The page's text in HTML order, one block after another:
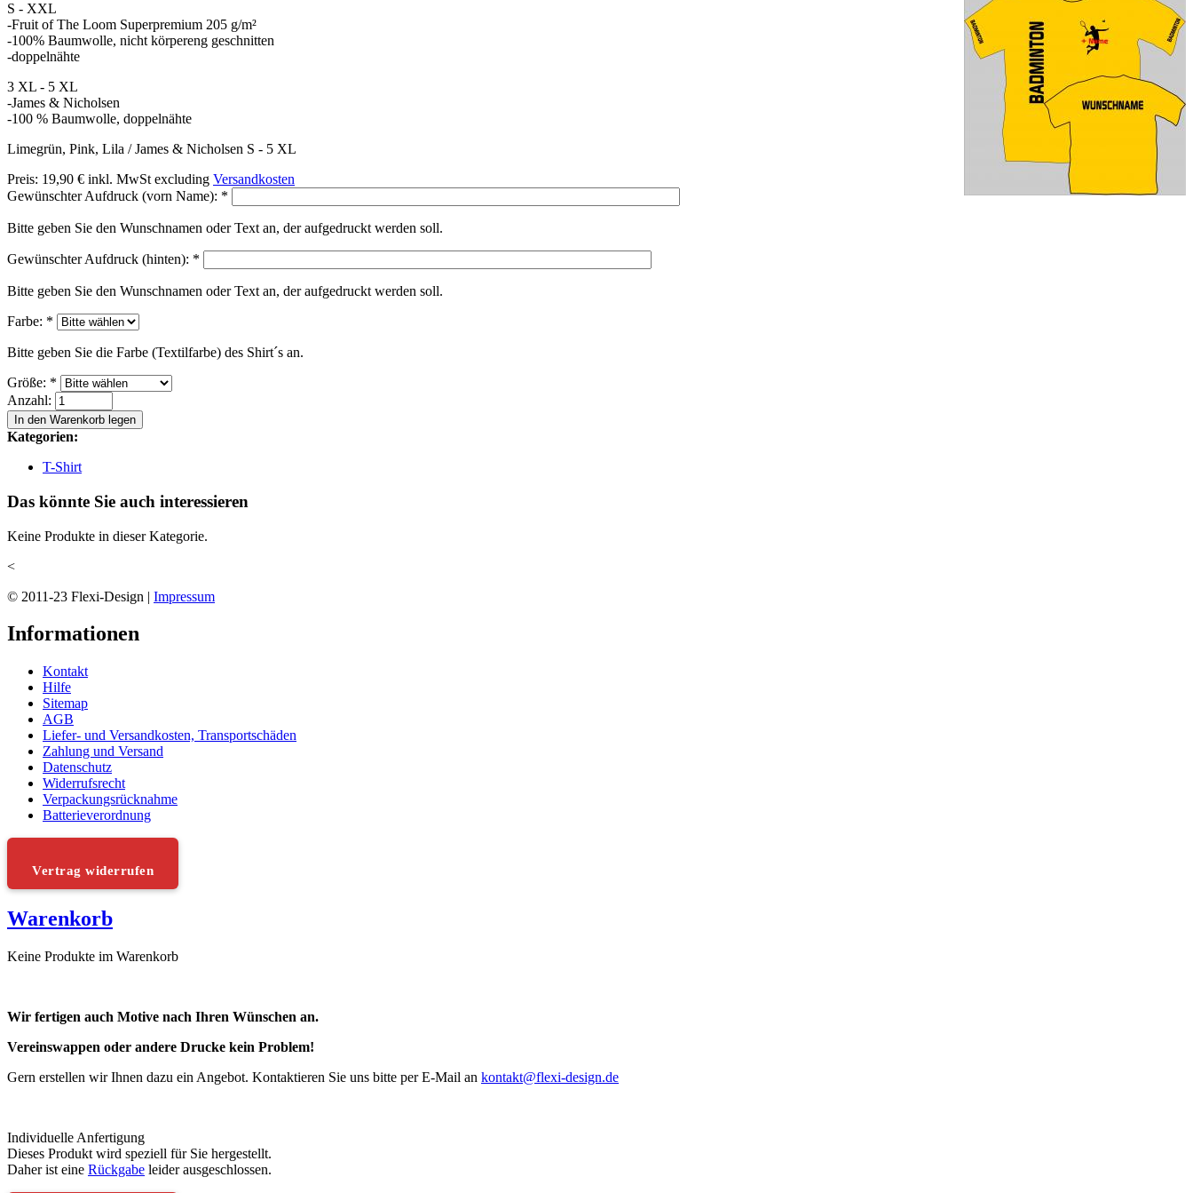
S - XXL
-Fruit of The Loom Superpremium 205 g/m²
-100% Baumwolle, nicht körpereng geschnitten
-doppelnähte
3 XL - 5 XL
-James & Nicholsen
-100 % Baumwolle, doppelnähte
Limegrün, Pink, Lila / James & Nicholsen S - 5 XL
Preis: 19,90 € inkl. MwSt excluding Versandkosten
Gewünschter Aufdruck (vorn Name): *
Bitte geben Sie den Wunschnamen oder Text an, der aufgedruckt werden soll.
Gewünschter Aufdruck (hinten): *
Bitte geben Sie den Wunschnamen oder Text an, der aufgedruckt werden soll.
Farbe: *
Bitte geben Sie die Farbe (Textilfarbe) des Shirt´s an.
Größe: *
Anzahl:
Kategorien:
T-Shirt
Das könnte Sie auch interessieren
Keine Produkte in dieser Kategorie.
<
© 2011-23 Flexi-Design | Impressum
Informationen
Kontakt
Hilfe
Sitemap
AGB
Liefer- und Versandkosten, Transportschäden
Zahlung und Versand
Datenschutz
Widerrufsrecht
Verpackungsrücknahme
Batterieverordnung
Vertrag widerrufen
Warenkorb
Keine Produkte im Warenkorb
Wir fertigen auch Motive nach Ihren Wünschen an.
Vereinswappen oder andere Drucke kein Problem!
Gern erstellen wir Ihnen dazu ein Angebot. Kontaktieren Sie uns bitte per E-Mail an kontakt@flexi-design.de
Individuelle Anfertigung
Dieses Produkt wird speziell für Sie hergestellt.
Daher ist eine Rückgabe leider ausgeschlossen.